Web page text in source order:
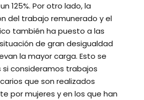
125%. Por otro lado, la
del trabajo remunerado y el
también ha puesto a las
de gran desigualdad
la mayor carga. Esto se
si consideramos trabajos
que son realizados
por mujeres y en los que han